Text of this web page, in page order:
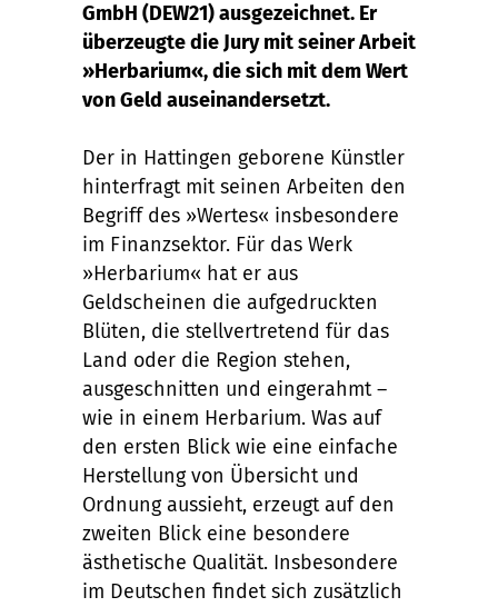
GmbH (DEW21) ausgezeichnet. Er
überzeugte die Jury mit seiner Arbeit
»Herbarium«, die sich mit dem Wert
von Geld auseinandersetzt.
Der in Hattingen geborene Künstler
hinterfragt mit seinen Arbeiten den
Begriff des »Wertes« insbesondere
im Finanzsektor. Für das Werk
»Herbarium« hat er aus
Geldscheinen die aufgedruckten
Blüten, die stellvertretend für das
Land oder die Region stehen,
ausgeschnitten und eingerahmt –
wie in einem Herbarium. Was auf
den ersten Blick wie eine einfache
Herstellung von Übersicht und
Ordnung aussieht, erzeugt auf den
zweiten Blick eine besondere
ästhetische Qualität. Insbesondere
im Deutschen findet sich zusätzlich